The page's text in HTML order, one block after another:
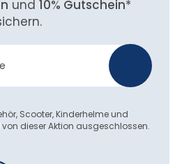
und 10% Gutschein*
Scooter, Kinderhelme und
dieser Aktion ausgeschlossen.